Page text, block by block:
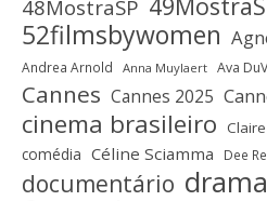
48MostraSP
52filmsbywomen
Andrea Arnold Anna Muylaert Ava
Cannes Cannes 2025
cinema brasileiro
comédia Céline Sciamma Dee
documentário drama